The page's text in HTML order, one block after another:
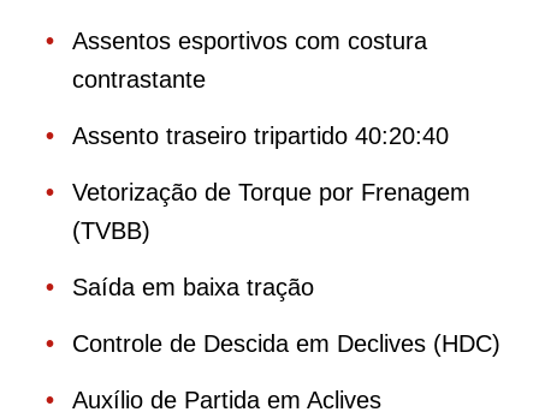
Assentos esportivos com costura
contrastante
Assento traseiro tripartido 40:20:40
Vetorização de Torque por Frenagem
(TVBB)
Saída em baixa tração
Controle de Descida em Declives (HDC)
Auxílio de Partida em Aclives